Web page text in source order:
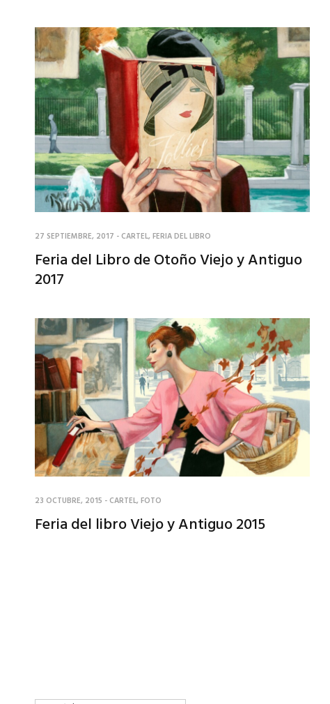
27 SEPTIEMBRE, 2017 - CARTEL,FERIA DEL LIBRO
Feria del Libro de Otoño Viejo y Antiguo
2017
23 OCTUBRE, 2015 - CARTEL,FOTO
Feria del libro Viejo y Antiguo 2015